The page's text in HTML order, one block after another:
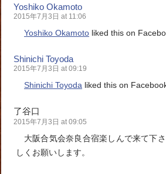
Yoshiko Okamoto
2015年7月3日 at 11:06
Yoshiko Okamoto liked this on
Shinichi Toyoda
2015年7月3日 at 09:19
Shinichi Toyoda liked this on
了谷口
2015年7月3日 at 09:05
大阪合気会奈良合宿楽しんで来て下
しくお願いします。